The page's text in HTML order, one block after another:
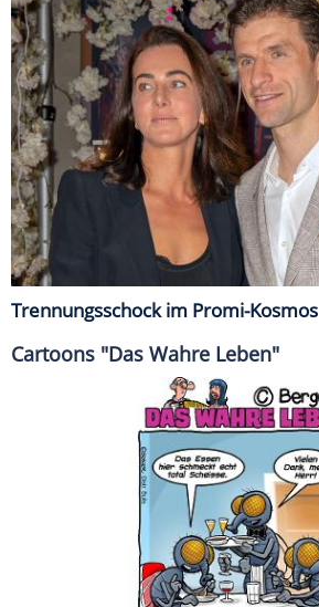
Trennungsschock im Promi-Kosmos
Cartoons "Das Wahre Leben"